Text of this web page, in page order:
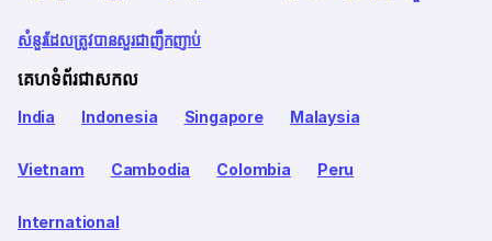
សំនួរដែលត្រូវបានសួរជាញឹកញាប់
គេហទំព័រជាសកល
India Indonesia Singapore Malaysia
Vietnam Cambodia Colombia Peru
International